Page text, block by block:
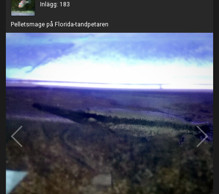
Inlägg: 183
Pelletsmage på Florida-tandpetaren